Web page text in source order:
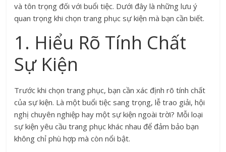
và tôn trọng đối với buổi tiệc. Dưới đây là những lưu ý
quan trọng khi chọn trang phục sự kiện mà bạn cần biết.
1. Hiểu Rõ Tính Chất
Sự Kiện
Trước khi chọn trang phục, bạn cần xác định rõ tính chất
của sự kiện. Là một buổi tiệc sang trọng, lễ trao giải, hội
nghị chuyên nghiệp hay một sự kiện ngoài trời? Mỗi loại
sự kiện yêu cầu trang phục khác nhau để đảm bảo bạn
không chỉ phù hợp mà còn nổi bật.